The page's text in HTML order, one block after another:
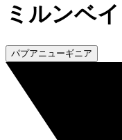
ミルンベ
パプアニューギニア